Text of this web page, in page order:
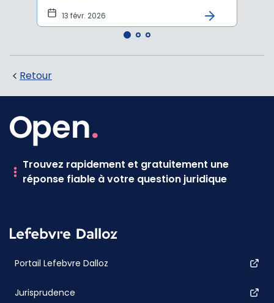
13 févr. 2026
Retour
Trouvez rapidement et gratuitement une
réponse fiable à votre question juridique
Portail Lefebvre Dalloz
Jurisprudence